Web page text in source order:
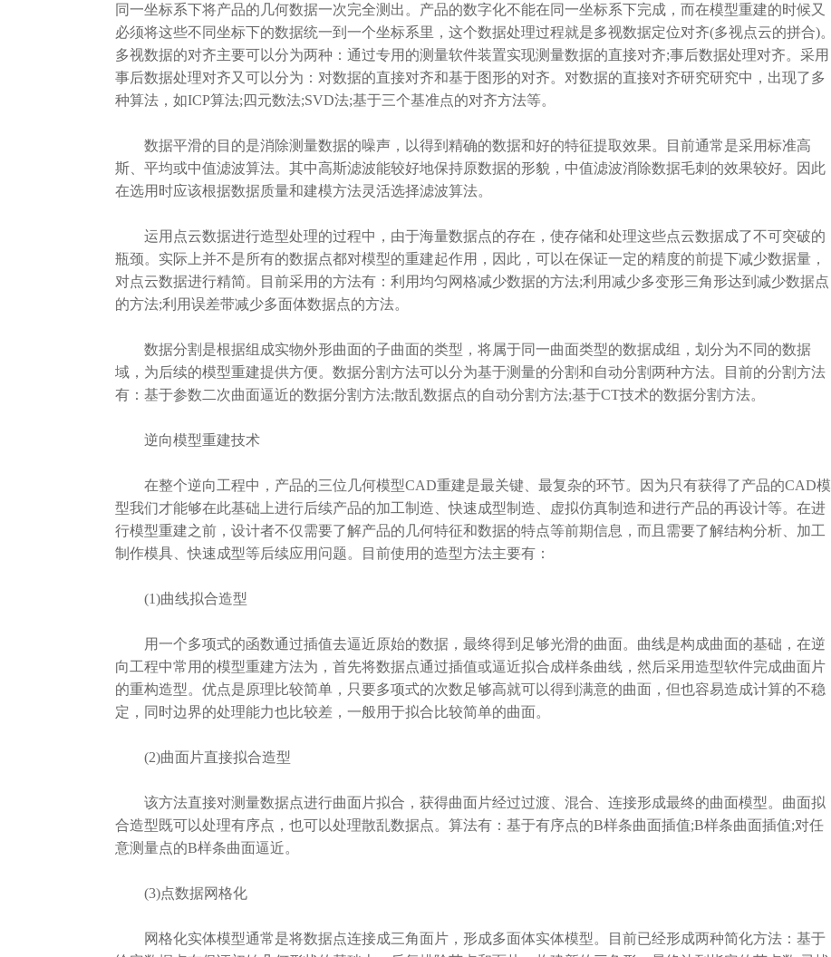
同一坐标系下将产品的几何数据一次完全测出。产品的数字化不能在同一坐标系下完成，而在模型重建的时候又
必须将这些不同坐标下的数据统一到一个坐标系里，这个数据处理过程就是多视数据定位对齐(多视点云的拼合)。
多视数据的对齐主要可以分为两种：通过专用的测量软件装置实现测量数据的直接对齐;事后数据处理对齐。采用
事后数据处理对齐又可以分为：对数据的直接对齐和基于图形的对齐。对数据的直接对齐研究研究中，出现了多
种算法，如ICP算法;四元数法;SVD法;基于三个基准点的对齐方法等。
数据平滑的目的是消除测量数据的噪声，以得到精确的数据和好的特征提取效果。目前通常是采用标准高
斯、平均或中值滤波算法。其中高斯滤波能较好地保持原数据的形貌，中值滤波消除数据毛刺的效果较好。因此
在选用时应该根据数据质量和建模方法灵活选择滤波算法。
运用点云数据进行造型处理的过程中，由于海量数据点的存在，使存储和处理这些点云数据成了不可突破的
瓶颈。实际上并不是所有的数据点都对模型的重建起作用，因此，可以在保证一定的精度的前提下减少数据量，
对点云数据进行精简。目前采用的方法有：利用均匀网格减少数据的方法;利用减少多变形三角形达到减少数据点
的方法;利用误差带减少多面体数据点的方法。
数据分割是根据组成实物外形曲面的子曲面的类型，将属于同一曲面类型的数据成组，划分为不同的数据
域，为后续的模型重建提供方便。数据分割方法可以分为基于测量的分割和自动分割两种方法。目前的分割方法
有：基于参数二次曲面逼近的数据分割方法;散乱数据点的自动分割方法;基于CT技术的数据分割方法。
逆向模型重建技术
在整个逆向工程中，产品的三位几何模型CAD重建是最关键、最复杂的环节。因为只有获得了产品的CAD模
型我们才能够在此基础上进行后续产品的加工制造、快速成型制造、虚拟仿真制造和进行产品的再设计等。在进
行模型重建之前，设计者不仅需要了解产品的几何特征和数据的特点等前期信息，而且需要了解结构分析、加工
制作模具、快速成型等后续应用问题。目前使用的造型方法主要有：
(1)曲线拟合造型
用一个多项式的函数通过插值去逼近原始的数据，最终得到足够光滑的曲面。曲线是构成曲面的基础，在逆
向工程中常用的模型重建方法为，首先将数据点通过插值或逼近拟合成样条曲线，然后采用造型软件完成曲面片
的重构造型。优点是原理比较简单，只要多项式的次数足够高就可以得到满意的曲面，但也容易造成计算的不稳
定，同时边界的处理能力也比较差，一般用于拟合比较简单的曲面。
(2)曲面片直接拟合造型
该方法直接对测量数据点进行曲面片拟合，获得曲面片经过过渡、混合、连接形成最终的曲面模型。曲面拟
合造型既可以处理有序点，也可以处理散乱数据点。算法有：基于有序点的B样条曲面插值;B样条曲面插值;对任
意测量点的B样条曲面逼近。
(3)点数据网格化
网格化实体模型通常是将数据点连接成三角面片，形成多面体实体模型。目前已经形成两种简化方法：基于